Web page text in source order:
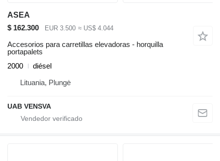
ASEA
$ 162.300
EUR 3.500 ≈ US$ 4.044
Accesorios para carretillas elevadoras - horquilla
portapalets
2000
diésel
Lituania, Plungė
UAB VENSVA